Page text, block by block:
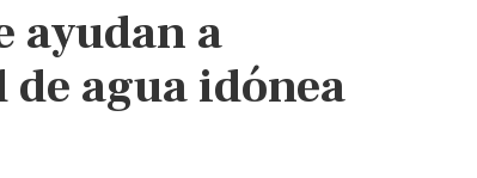
ayudan a
agua idónea